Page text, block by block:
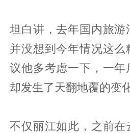
坦白讲，去年国内旅游
并没想到今年情况这
议他多考虑一下，一年
却发生了天翻地覆的变化
不仅丽江如此，之前在